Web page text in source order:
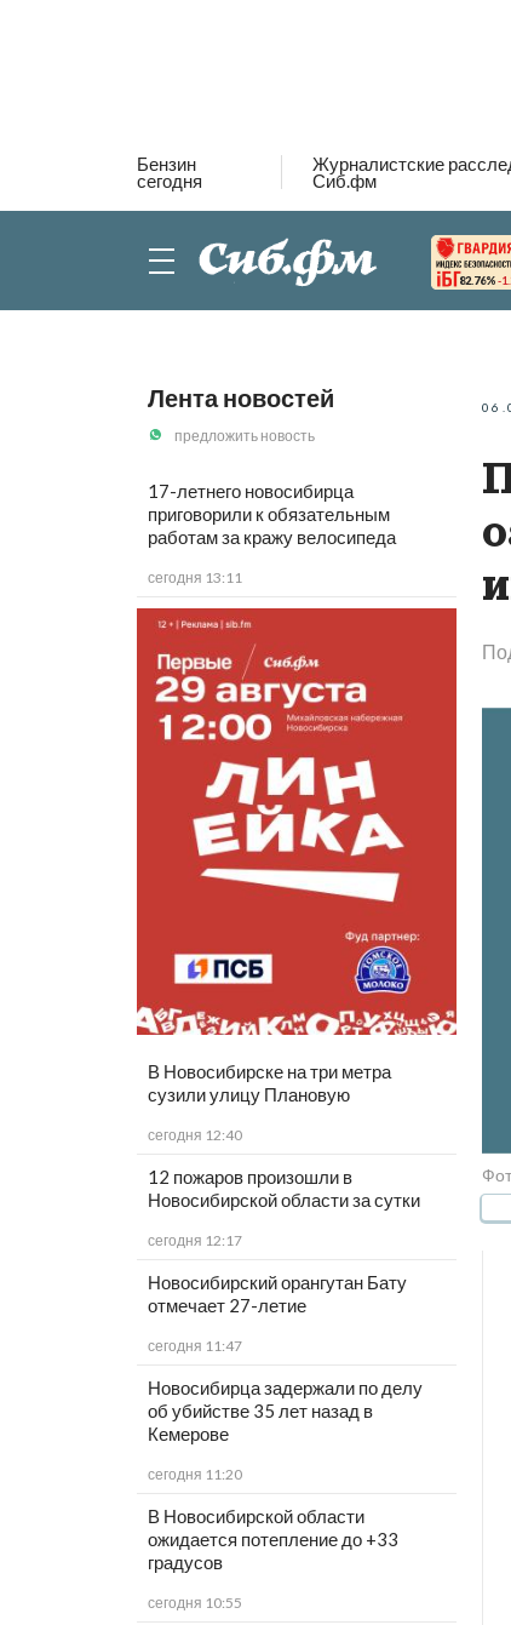
Бензин
сегодня
Журналистские
Сиб.фм
82.76% -
Лента новостей
предложить новость
17-летнего новосибирца
приговорили к обязательным
работам за кражу велосипеда
сегодня 13:11
В Новосибирске на три метра
сузили улицу Плановую
сегодня 12:40
12 пожаров произошли в
Новосибирской области за сутки
сегодня 12:17
Новосибирский орангутан Бату
отмечает 27-летие
сегодня 11:47
Новосибирца задержали по делу
об убийстве 35 лет назад в
Кемерове
сегодня 11:20
В Новосибирской области
ожидается потепление до +33
градусов
сегодня 10:55